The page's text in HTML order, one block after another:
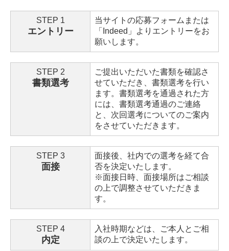
STEP 1
エントリー
当サイトの応募フォームまたは
「Indeed」よりエントリーをお
願いします。
STEP 2
書類選考
ご提出いただいた書類を確認さ
せていただき、書類選考を行い
ます。書類選考を通過された方
には、書類選考通過のご連絡
と、次回選考についてのご案内
をさせていただきます。
STEP 3
面接
面接後、社内での選考を経て合
否を決定いたします。
※面接日時、面接場所はご相談
の上で調整させていただきま
す。
STEP 4
内定
入社時期などは、ご本人とご相
談の上で決定いたします。